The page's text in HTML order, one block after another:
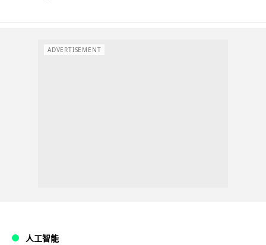
ADVERTISEMENT
人工智能